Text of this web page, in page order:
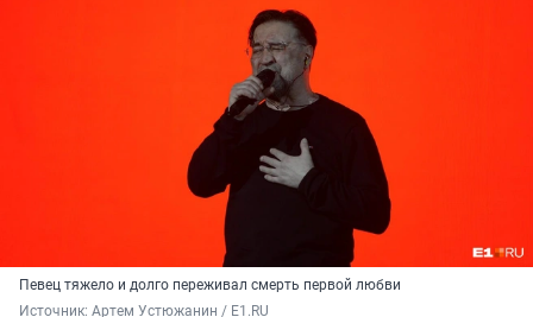
Певец тяжело и долго переживал смерть первой любви
Источник: Артем Устюжанин / E1.RU